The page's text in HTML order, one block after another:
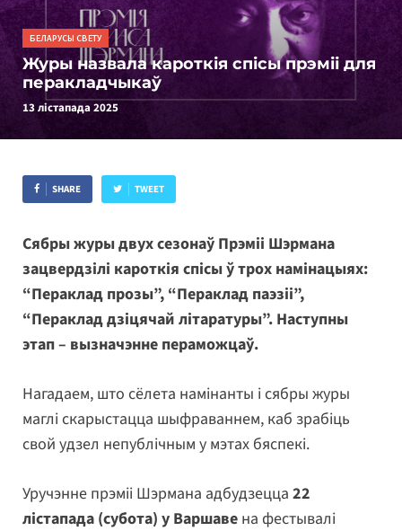
БЕЛАРУСЫ СВЕТУ
Журы назвала кароткія спісы прэміі для
перакладчыкаў
13 лістапада 2025
SHARE TWEET
Сябры журы двух сезонаў Прэміі Шэрмана
зацвердзілі кароткія спісы ў трох намінацыях:
“Пераклад прозы”, “Пераклад паэзіі”,
“Пераклад дзіцячай літаратуры”. Наступны
этап – вызначэнне пераможцаў.
Нагадаем, што сёлета намінанты і сябры журы
маглі скарыстацца шыфраваннем, каб зрабіць
свой удзел непублічным у мэтах бяспекі.
Уручэнне прэміі Шэрмана адбудзецца 22
лістапада (субота) у Варшаве на фестывалі